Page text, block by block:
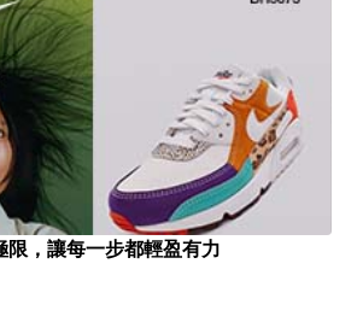
限，讓每一步都輕盈有力